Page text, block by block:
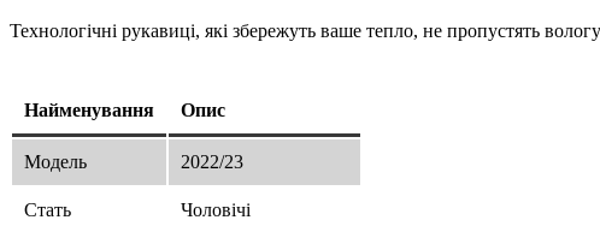
Технологічні рукавиці, які збережуть ваше тепло, не пропустять
Найменування Опис
Модель 2022/23
Стать Чоловічі